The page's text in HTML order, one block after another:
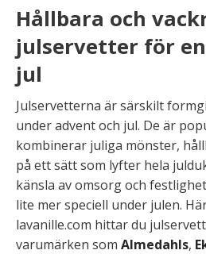
Hållbara och
julservetter för
jul
Julservetterna är särskilt
under advent och jul. De är
kombinerar juliga mönster,
på ett sätt som lyfter hela
känsla av omsorg och
lite mer speciell under julen.
lavanille.com hittar du
varumärken som Almedahls,